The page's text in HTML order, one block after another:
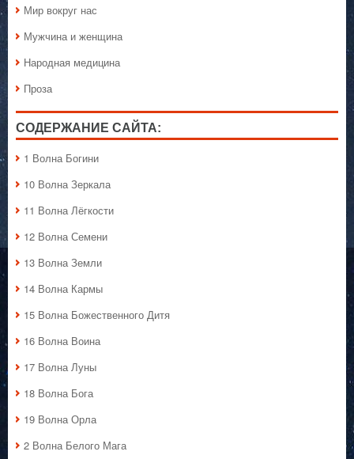
Мир вокруг нас
Мужчина и женщина
Народная медицина
Проза
СОДЕРЖАНИЕ САЙТА:
1 Волна Богини
10 Волна Зеркала
11 Волна Лёгкости
12 Волна Семени
13 Волна Земли
14 Волна Кармы
15 Волна Божественного Дитя
16 Волна Воина
17 Волна Луны
18 Волна Бога
19 Волна Орла
2 Волна Белого Мага